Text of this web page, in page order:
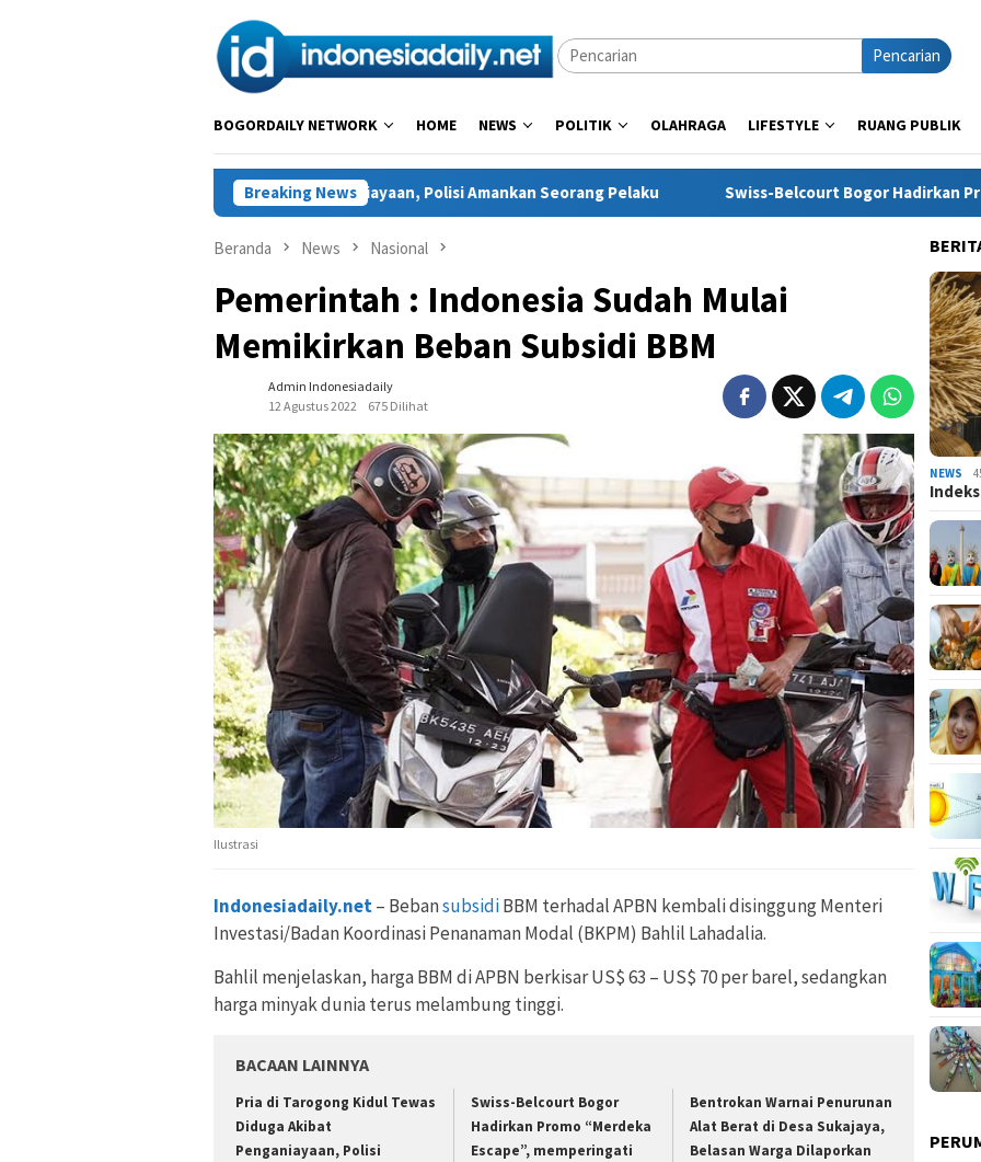
Pencarian
BOGORDAILY NETWORK HOME NEWS POLITIK OLAHRAGA LIFESTYLE RUANG PUBLIK
Breaking News
Diduga Akibat Penganiayaan, Polisi Amankan Seorang Pelaku Swiss-Belcourt Bogor Hadirkan Promo “Merdeka
Beranda News Nasional
Pemerintah : Indonesia Sudah Mulai
Memikirkan Beban Subsidi BBM
Admin Indonesiadaily
12 Agustus 2022
675 Dilihat
Ilustrasi
Indonesiadaily.net– BebansubsidiBBM terhadal APBN kembali disinggung Menteri
Investasi/Badan Koordinasi Penanaman Modal (BKPM) Bahlil Lahadalia.
Bahlil menjelaskan, harga BBM di APBN berkisar US$ 63 – US$ 70 per barel, sedangkan
harga minyak dunia terus melambung tinggi.
BACAAN LAINNYA
Pria di Tarogong Kidul Tewas
Diduga Akibat
Penganiayaan, Polisi
Swiss-Belcourt Bogor
Hadirkan Promo “Merdeka
Escape”, memperingati
Bentrokan Warnai Penurunan
Alat Berat di Desa Sukajaya,
Belasan Warga Dilaporkan
NEWS